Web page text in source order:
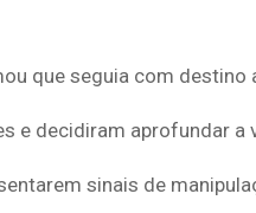
que seguia com destino
e decidiram aprofundar a
sinais de